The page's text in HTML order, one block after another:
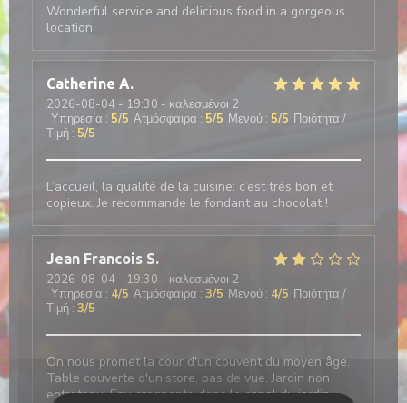
Wonderful service and delicious food in a gorgeous
location
Catherine A
2026-08-04 - 19:30 - καλεσμένοι 2
Υπηρεσία : 5/5 Ατμόσφαιρα : 5/5 Μενού : 5/5 Ποιότητα /
Τιμή : 5/5
L’accueil, la qualité de la cuisine: c’est trés bon et
copieux. Je recommande le fondant au chocolat !
Jean Francois S
2026-08-04 - 19:30 - καλεσμένοι 2
Υπηρεσία : 4/5 Ατμόσφαιρα : 3/5 Μενού : 4/5 Ποιότητα /
Τιμή : 3/5
On nous promet la cour d'un couvent du moyen âge.
Table couverte d'un.store, pas de vue. Jardin non
entretenu. Eau stagnante dans le canal du jardin,